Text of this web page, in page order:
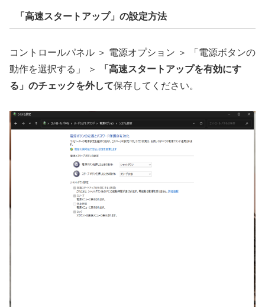
「高速スタートアップ」の設定方法
コントロールパネル ＞ 電源オプション ＞ 「電源ボタンの
動作を選択する」 ＞
「高速スタートアップを有効にす
る」のチェックを外して保存してください。